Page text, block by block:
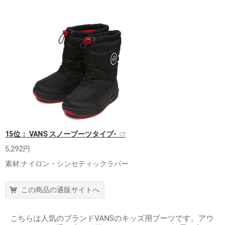
15位： VANS スノーブーツタイプ-
5,292円
素材:ナイロン・シンセティックラバー
この商品の通販サイトへ
こちらは人気のブランドVANSのキッズ用ブーツです。アウ